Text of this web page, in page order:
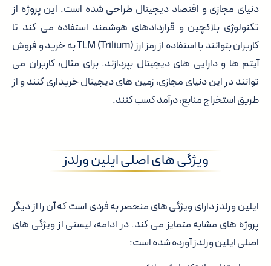
دنیای مجازی و اقتصاد دیجیتال طراحی شده است. این پروژه از
تکنولوژی بلاکچین و قراردادهای هوشمند استفاده می کند تا
کاربران بتوانند با استفاده از رمز ارز TLM (Trilium) به خرید و فروش
آیتم ها و دارایی های دیجیتال بپردازند. برای مثال، کاربران می
توانند در این دنیای مجازی، زمین های دیجیتال خریداری کنند و از
طریق استخراج منابع، درآمد کسب کنند.
ویژگی های اصلی ایلین ورلدز
ایلین ورلدز دارای ویژگی های منحصر به فردی است که آن را از دیگر
پروژه های مشابه متمایز می کند. در ادامه، لیستی از ویژگی های
اصلی ایلین ورلدز آورده شده است: